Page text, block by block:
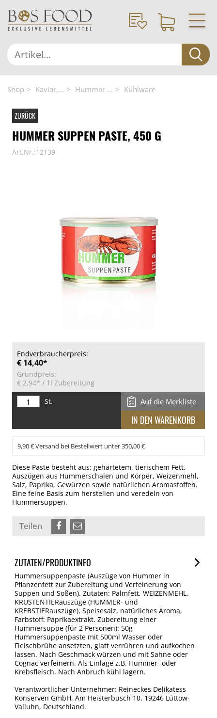
Shop Kaviar,... Hummer ... Kühlware
ZURÜCK
HUMMER SUPPEN PASTE, 450 G
Art.Nr.:12139
Endverbraucherpreis:
€ 14,40*
Grundpreis:
€ 2,94* / 1l Zubereitung
St.
Auf die Merkliste
9,90 € Versand bei Bestellwert unter 350,00 €
Diese Paste besteht aus: gehärtetem, tierischem Fett,
Auszügen aus Hummerschalen und Körper, Weizenmehl,
Salz, Paprika, Gewürzen sowie natürlichen Aromastoffen.
Eine feine Basis zum herstellen und veredeln von
Hummersuppen.
Teilen
ZUTATEN/PRODUKTINFO
Hummersuppenpaste (Auszüge von Hummer in
Pflanzenfett zur Zubereitung und Verfeinerung von
Suppen und Soßen). Zutaten: Palmfett, WEIZENMEHL,
KRUSTENTIERauszüge (HUMMER- und
KREBSTIERauszüge), Speisesalz, natürliches Aroma,
Farbstoff: Paprikaextrakt. Zubereitung einer
Hummersuppe (für 2 Personen): 50g
Hummersuppenpaste mit 500ml Wasser oder
Fleischbrühe ansetzten, glatt verrühren und aufkochen
lassen. Nach Geschmack würzen und mit Sahne oder
Cognac verfeinern. Als Einlage z.B. Hummer- oder
Krebsfleisch. Nach Anbruch kühl lagern.
Verantwortlicher Unternehmer: Reineckes Delikatess
Konserven GmbH, Am Heisterbusch 10, 19246 Lüttow-
Valluhn, Deutschland.